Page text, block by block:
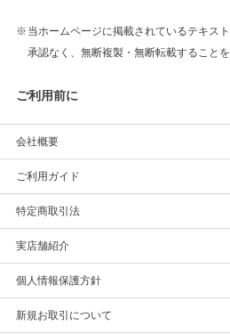
当ホームページに掲載されているテキス
承認なく、無断複製・無断転載することを
ご利用前に
会社概要
ご利用ガイド
特定商取引法
実店舗紹介
個人情報保護方針
新規お取引について